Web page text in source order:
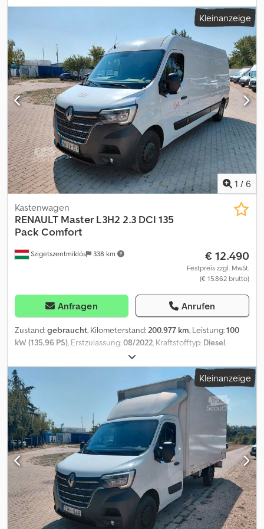
Weiß, Getriebetyp:mechanisch, Emissionsklasse:Euro6, Anzahl
, Laderaumbreite:
, Ausstattung:
ABS, Elektronisches
Stabilitätsprogramm (ESP), Klimaanlage, Zentralverriegelung,
Bitte kontaktieren Sie uns auch über WhatsApp/Viber. E-Mail:
Crsdpozr S Riofx Ahgsf Dieses Fahrzeug stammt aus unserem
Langzeitfuhrpark und verfügt über eine vollständige
Servicehistorie. Ausstattung: Geschwindigkeitsregelanlage,
Klimaanlage, Bluetooth-Multimediasystem, elektrische Spiegel
und Fenster usw.
Kleinanzeige
1 / 6
Szigetszentmiklós 338 km
Kastenwagen
RENAULT Master L3H2 2.3 DCI 135
Pack Comfort
€ 12.490
Festpreis zzgl. MwSt.
(€ 15.862 brutto)
Anfragen Anrufen
Zustand:gebraucht, Kilometerstand:200.977 km, Leistung:100
kW (135,96 PS), Erstzulassung:08/2022, Kraftstofftyp: Diesel,
, nächste Prüfung (TÜV):
Weiß, Getriebetyp:mechanisch, Emissionsklasse:Euro6, Anzahl
der Sitzplätze:
3.695 mm, Laderaumbreite:
1.770 mm
1.925 mm, Baujahr:2022
, Ausstattung:
ABS, Elektronisches Stabilitätsprogramm (ESP), Klimaanlage,
Zentralverriegelung
, Bitte kontaktieren Sie uns auch über
WhatsApp/Viber. E-Mail: Das Fahrzeug stammt aus unserer
eigenen Flotte und verfügt über eine vollständig
nachvollziehbare Wartungshistorie. Zur Hauptausstattung
gehören: Bluetooth, Multimediasystem, Multifunktionslenkrad,
elektrische Spiegel und Fenster, ABS, ESP, Einparkhilfe hinten
usw. Codpfozr S N Sex Ahgjrf Sonderausstattung: Einparkhilfe
hinten, Hecktüren mit Flügelausführung (Öffnungswinkel 270
Grad), Radvollabdeckungen, Reserverad in Fahrbereifung, Sitze im
Kleinanzeige